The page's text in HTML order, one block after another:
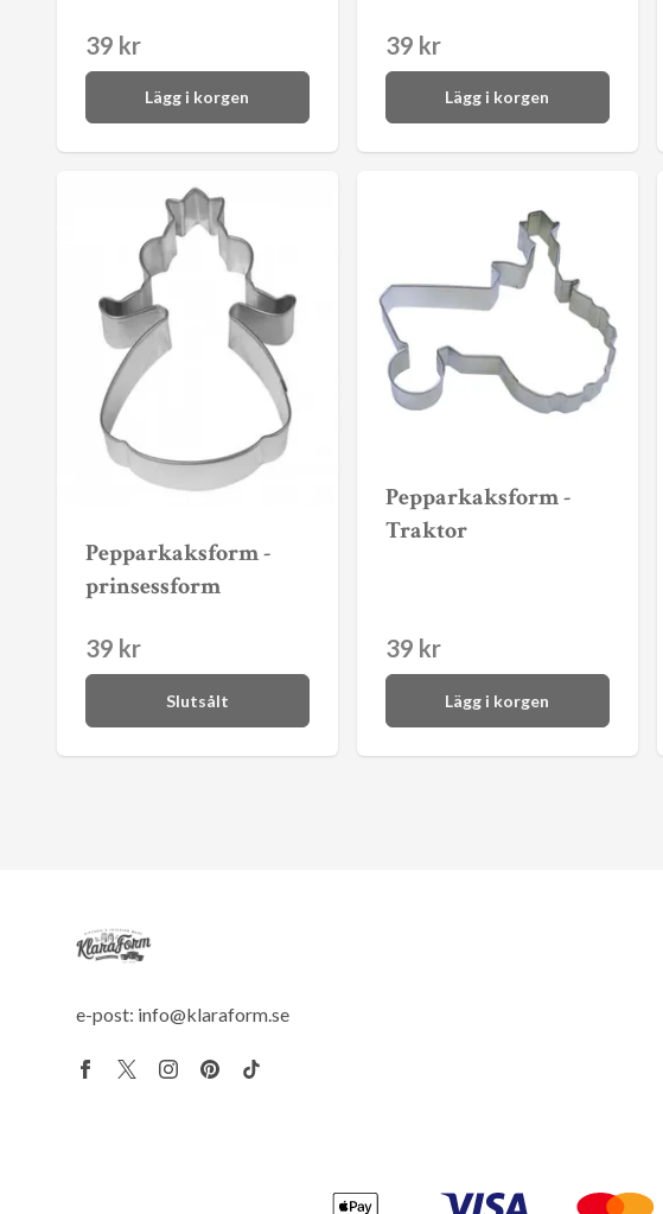
39 kr
Lägg i korgen
39 kr
Lägg i korgen
Pepparkaksform -
prinsessform
39 kr
Slutsålt
Pepparkaksform -
Traktor
39 kr
Lägg i korgen
e-post: info@klaraform.se